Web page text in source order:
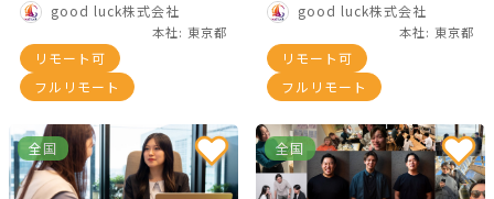
る、いちばんハードルの低
い会社説明会 ～私服参加
OK！就活・インターンの始
め方も人事がコッソリ教え
ます～
good luck株式会社
本社: 東京都
リモート可
フルリモート
サルインターン
good luck株式会社
本社: 東京都
リモート可
フルリモート
全国 全国